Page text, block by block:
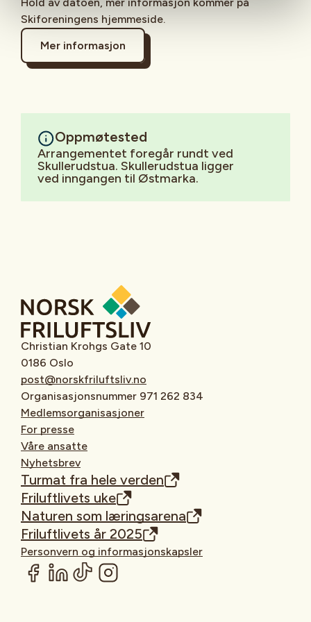
Hold av datoen, mer informasjon kommer på
Skiforeningens hjemmeside.
Mer informasjon
Oppmøtested
Arrangementet foregår rundt ved
Skullerudstua. Skullerudstua ligger
ved inngangen til Østmarka.
Christian Krohgs Gate 10
0186 Oslo
post@norskfriluftsliv.no
Organisasjonsnummer 971 262 834
Medlemsorganisasjoner
For presse
Våre ansatte
Nyhetsbrev
Turmat fra hele verden
Friluftlivets uke
Naturen som læringsarena
Friluftlivets år 2025
Personvern og informasjonskapsler